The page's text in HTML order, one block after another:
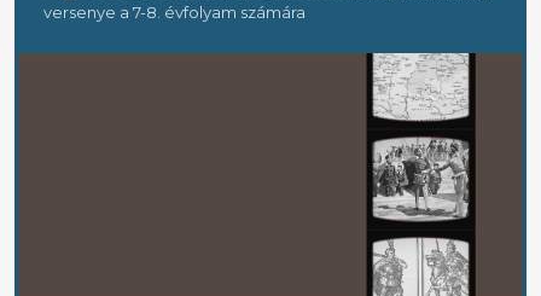
versenye a 7-8. évfolyam számára